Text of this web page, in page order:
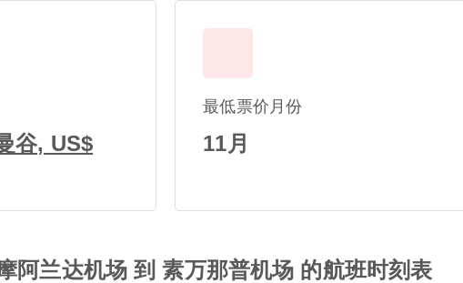
谷, US$
最低票价月份
11月
阿兰达机场 到 素万那普机场 的航班时刻表